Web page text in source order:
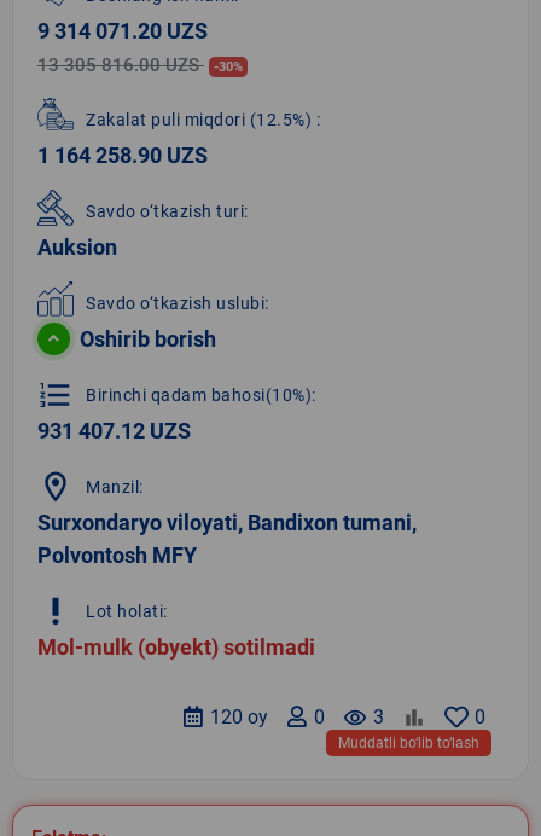
9 314 071.20 UZS
13 305 816.00 UZS -30%
Zakalat puli miqdori (12.5%) :
1 164 258.90 UZS
Savdo o‘tkazish turi:
Auksion
Savdo o‘tkazish uslubi:
Oshirib borish
format_list_numbered Birinchi qadam bahosi(10%):
931 407.12 UZS
location_on Manzil:
Surxondaryo viloyati, Bandixon tumani,
Polvontosh MFY
priority_high Lot holati:
Mol-mulk (obyekt) sotilmadi
0
remove_red_eye 3
0
120 oy
Muddatli bo‘lib to‘lash